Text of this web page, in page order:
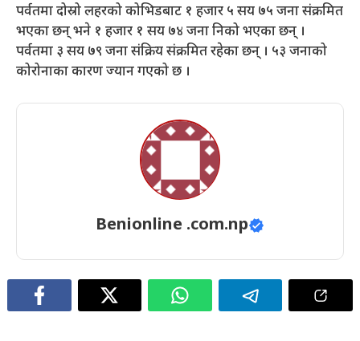
पर्वतमा दोस्रो लहरको कोभिडबाट १ हजार ५ सय ७५ जना संक्रमित
भएका छन् भने १ हजार १ सय ७४ जना निको भएका छन् ।
पर्वतमा ३ सय ७९ जना संक्रिय संक्रमित रहेका छन् । ५३ जनाको
कोरोनाका कारण ज्यान गएको छ ।
Benionline .com.np